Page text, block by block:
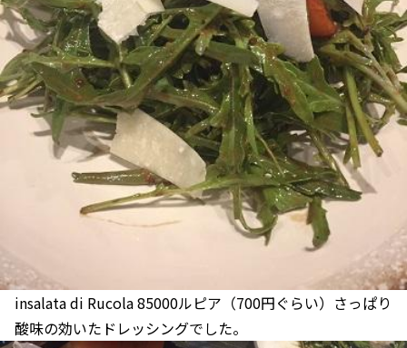
insalata di Rucola 85000ルピア（700円ぐらい）さっぱり
酸味の効いたドレッシングでした。